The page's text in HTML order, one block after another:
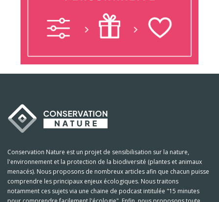
Conservation Nature est un projet de sensibilisation sur la nature,
l'environnement et la protection de la biodiversité (plantes et animaux
menacés). Nous proposons de nombreux articles afin que chacun puisse
comprendre les principaux enjeux écologiques. Nous traitons
notamment ces sujets via une chaine de podcast intitulée "15 minutes